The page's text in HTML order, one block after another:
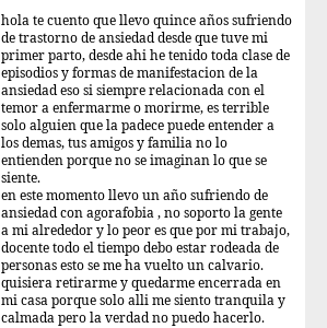
hola te cuento que llevo quince años sufriendo
de trastorno de ansiedad desde que tuve mi
primer parto, desde ahi he tenido toda clase de
episodios y formas de manifestacion de la
ansiedad eso si siempre relacionada con el
temor a enfermarme o morirme, es terrible
solo alguien que la padece puede entender a
los demas, tus amigos y familia no lo
entienden porque no se imaginan lo que se
siente.
en este momento llevo un año sufriendo de
ansiedad con agorafobia , no soporto la gente
a mi alrededor y lo peor es que por mi trabajo,
docente todo el tiempo debo estar rodeada de
personas esto se me ha vuelto un calvario.
quisiera retirarme y quedarme encerrada en
mi casa porque solo alli me siento tranquila y
calmada pero la verdad no puedo hacerlo.